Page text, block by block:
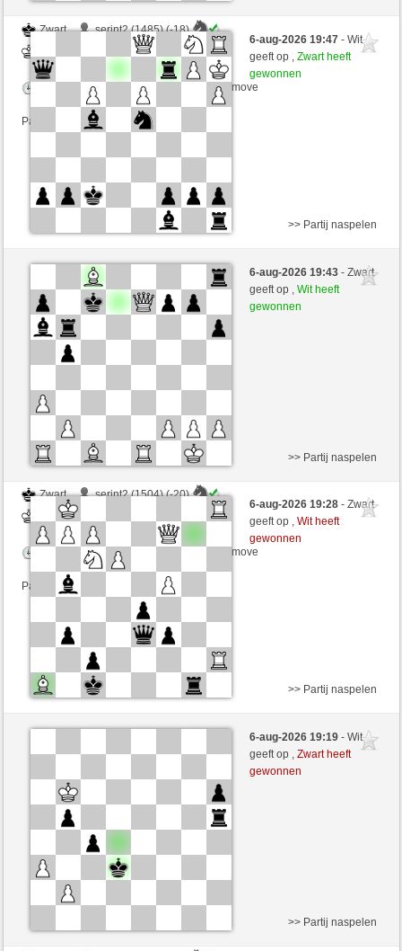
Zwart
serint2 (1485) (-18)
irokese (1449) (+18)
Speelduur: 3 minutes/side + 3 seconds/move
Partij telt mee voor de ranglijst
6-aug-2026 19:47- Wit
geeft op ,Zwart heeft
gewonnen
Wit
Alsbach (1430) (-16)
irokese (1433) (+16)
Speelduur: 5 minutes/side + 0 seconds/move
Partij telt mee voor de ranglijst
>> Partij naspelen
6-aug-2026 19:43- Zwart
geeft op ,Wit heeft
gewonnen
Zwart
serint2 (1504) (-20)
Speelduur: 3 minutes/side + 3 seconds/move
Partij telt mee voor de ranglijst
>> Partij naspelen
6-aug-2026 19:28- Zwart
geeft op ,Wit heeft
gewonnen
Wit
Turmduo (1452) (+15)
Speelduur: 3 minutes/side + 0 seconds/move
Partij telt mee voor de ranglijst
>> Partij naspelen
6-aug-2026 19:19- Wit
geeft op ,Zwart heeft
gewonnen
>> Partij naspelen